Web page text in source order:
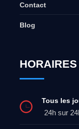
Contact
Blog
HORAIRES
Tous les
24h sur